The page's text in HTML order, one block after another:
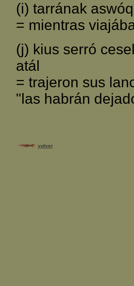
(i) tarrának
= mientras
(j) kius serró
atál
= trajeron sus
"las habrán
volver